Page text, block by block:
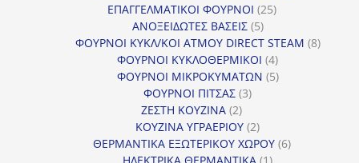
ΕΠΑΓΓΕΛΜΑΤΙΚΟΙ ΦΟΥΡΝΟΙ 2525
ΑΝΟΞΕΙΔΩΤΕΣ ΒΑΣΕΙΣ 55
προϊόντα
ΦΟΥΡΝΟΙ ΚΥΚΛ/ΚΟΙ ΑΤΜΟΥ DIRECT STEAM 88
ΦΟΥΡΝΟΙ ΚΥΚΛΟΘΕΡΜΙΚΟΙ 44
προϊόντα
ΦΟΥΡΝΟΙ ΜΙΚΡΟΚΥΜΑΤΩΝ 55
ΦΟΥΡΝΟΙ ΠΙΤΣΑΣ 33
ΖΕΣΤΗ ΚΟΥΖΙΝΑ 22
προϊόντα
ΚΟΥΖΙΝΑ ΥΓΡΑΕΡΙΟΥ 22
προϊόντα
ΘΕΡΜΑΝΤΙΚΑ ΕΞΩΤΕΡΙΚΟΥ ΧΩΡΟΥ 66
1